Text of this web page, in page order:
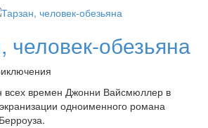
человек-обезьяна
всех времен Джонни Вайсмюллер в
одноименного романа